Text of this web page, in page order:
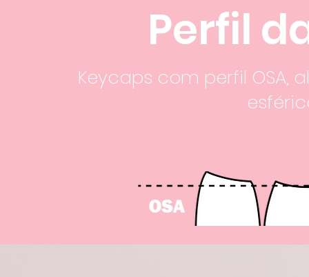
Perfil
Keycaps com perfil